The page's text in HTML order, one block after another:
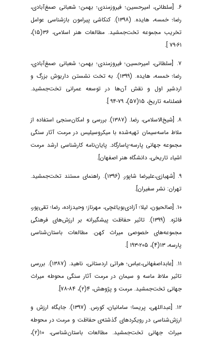
۶. [سلطانی، امیرحسین؛ فیروزمندی؛ بهمن؛ شعبانی صمغ‌آبادی،
رضا؛ خمسه، هایده. (۱۳۹۸). کنکاشی پیرامون بازشناسی عوامل
تخریب مجموعه تخت‌جمشید. مطالعات هنر اسلامی، ۳۶(۱۵)،
۷. [سلطانی، امیرحسین؛ فیروزمندی؛ بهمن؛ شعبانی صمغ‌آبادی،
رضا؛ خمسه، هایده. (۱۳۹۹). به تخت نشستن داریوش بزرگ و
اردشیر اول و نقش آن‌ها در توسعه عمرانی تخت‌جمشید.
فصلنامه تاریخ، ۱۵(۵۷)، ۷۹-۹۴ ].
۸. [شیخ‌الاسلامی، رضا. (۱۳۸۷). بررسی و امکان‌سنجی استفاده از
ملاط ماسه‌سیمان تهیه‌شده با میکروسیلیس در مرمت آثار سنگی
مجموعه جهانی پارسه-پاسارگاد. پایان‌نامه کارشناسی ارشد مرمت
اشیاء تاریخی، دانشگاه هنر اصفهان].
۹. [شهبازی،علیرضا شاپور. (۱۳۹۶). راهنمای مستند تخت‌جمشید.
تهران: نشر سفیران].
۱۰. [صالحیون، لیلا؛ آزادی‌بویاغچی، مهرناز؛ وحیدزاده، رضا؛ تقی‌پور،
فائزه. (۱۳۹۹). تاثیر حفاظت پیشگیرانه بر ارزش‌های فرهنگی
مجموعه‌های خصوصی میراث کهن. مطالعات باستان‌شناسی
پارسه، ۱۳(۴)، ۲۰۵-۱۹۳ ].
۱۱. [عابداصفهانی،عباس؛ هراتی اردستانی، ناهید. (۱۳۸۷). بررسی
تاثیر ملاط ماسه و سیمان در مرمت آثار سنگی محوطه میراث
جهانی تخت‌جمشید. مرمت و پژوهش، ۴(۲)، ۸۴-۷۸].
۱۲. [عبداللهی، پریسا؛ سامانیان، کورس. (۱۳۹۷). جایگاه ارزش و
ارزش‌شناسی در رویکردهای گذشته‌ی حفاظت و مرمت در محوطه
میراث جهانی تخت‌جمشید. مطالعات باستان‌شناسی، ۱۰(۲)،